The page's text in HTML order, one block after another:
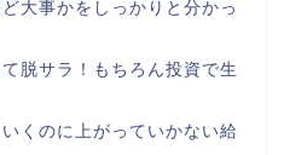
大事かをしっかりと分かっ
脱サラ！もちろん投資で生
くのに上がっていかない給